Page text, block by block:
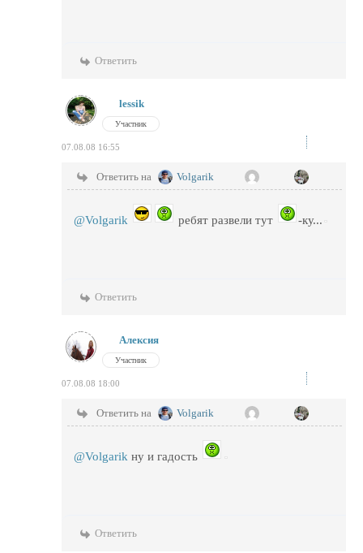
Ответить
lessik
Участник
07.08.08 16:55
Ответить на Volgarik
@Volgarik ребят развели тут -ку...
Ответить
Алексия
Участник
07.08.08 18:00
Ответить на Volgarik
@Volgarik ну и гадость
Ответить